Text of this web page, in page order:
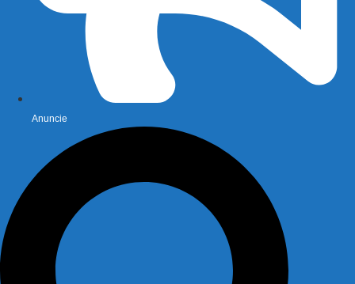
Anuncie